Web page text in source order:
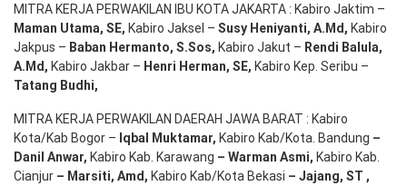
MITRA KERJA PERWAKILAN IBU KOTA JAKARTA : Kabiro Jaktim –
Maman Utama, SE, Kabiro Jaksel – Susy Heniyanti, A.Md , Kabiro
Jakpus – Baban Hermanto, S.Sos, Kabiro Jakut – Rendi Balula,
A.Md , Kabiro Jakbar – Henri Herman, SE, Kabiro Kep. Seribu –
Tatang Budhi,
MITRA KERJA PERWAKILAN DAERAH JAWA BARAT : Kabiro
Kota/Kab Bogor – Iqbal Muktamar, Kabiro Kab/Kota. Bandung –
Danil Anwar, Kabiro Kab. Karawang – Warman Asmi, Kabiro Kab.
Cianjur – Marsiti, Amd , Kabiro Kab/Kota Bekasi – Jajang, ST ,